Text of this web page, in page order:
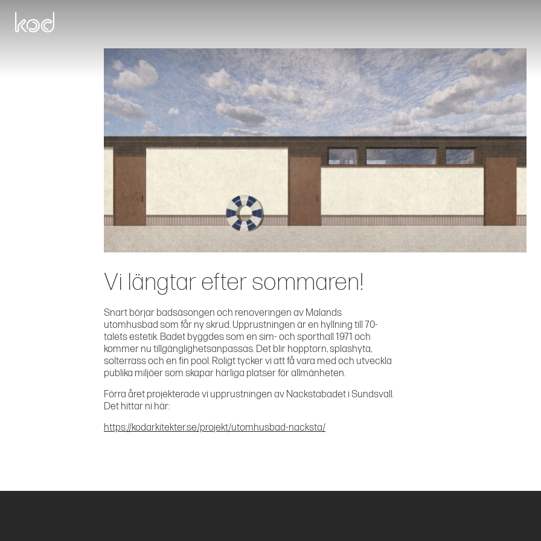
Vi längtar efter sommaren!
Snart börjar badsäsongen och renoveringen av Malands
utomhusbad som får ny skrud. Upprustningen är en hyllning till 70-
talets estetik. Badet byggdes som en sim- och sporthall 1971 och
kommer nu tillgänglighetsanpassas. Det blir hopptorn, splashyta,
solterrass och en fin pool. Roligt tycker vi att få vara med och utveckla
publika miljöer som skapar härliga platser för allmänheten.
Förra året projekterade vi upprustningen av Nackstabadet i Sundsvall.
Det hittar ni här:
https://kodarkitekter.se/projekt/utomhusbad-nacksta/